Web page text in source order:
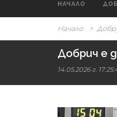
НАЧАЛО
Начало >
Добрич е
14.05.2026 г.